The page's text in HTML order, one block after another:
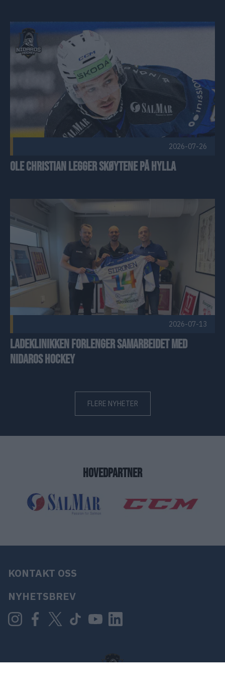
Ole Christian legger skøytene på hylla Publisert 2026-07-26
2026-07-26
Ole Christian legger skøytene på hylla
Ladeklinikken forlenger samarbeidet med Nidaros Hockey
2026-07-13
Ladeklinikken forlenger samarbeidet med
Nidaros Hockey
FLERE NYHETER
HOVEDPARTNER
KONTAKT OSS
NYHETSBREV